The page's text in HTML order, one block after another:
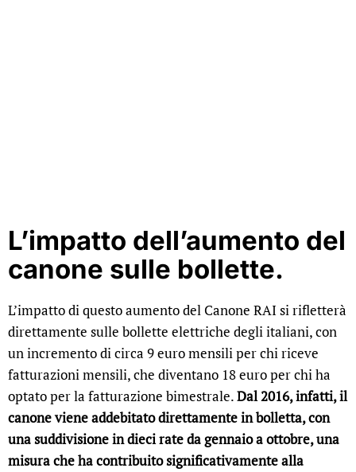
L’impatto dell’aumento del
canone sulle bollette.
L’impatto di questo aumento del Canone RAI si rifletterà
direttamente sulle bollette elettriche degli italiani, con
un incremento di circa 9 euro mensili per chi riceve
fatturazioni mensili, che diventano 18 euro per chi ha
optato per la fatturazione bimestrale.Dal 2016, infatti, il
canone viene addebitato direttamente in bolletta, con
una suddivisione in dieci rate da gennaio a ottobre, una
misura che ha contribuito significativamente alla